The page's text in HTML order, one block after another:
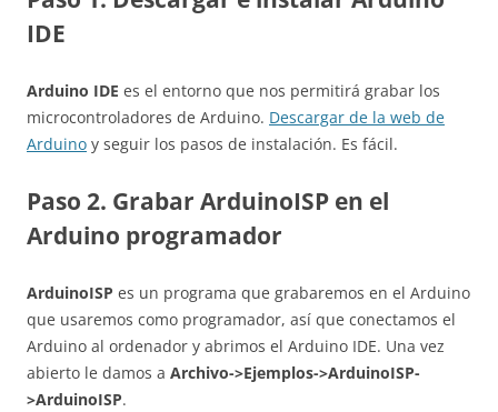
IDE
Arduino IDE es el entorno que nos permitirá grabar los
microcontroladores de Arduino. Descargar de la web de
Arduino y seguir los pasos de instalación. Es fácil.
Paso 2. Grabar ArduinoISP en el
Arduino programador
ArduinoISP es un programa que grabaremos en el Arduino
que usaremos como programador, así que conectamos el
Arduino al ordenador y abrimos el Arduino IDE. Una vez
abierto le damos a Archivo->Ejemplos->ArduinoISP-
>ArduinoISP.